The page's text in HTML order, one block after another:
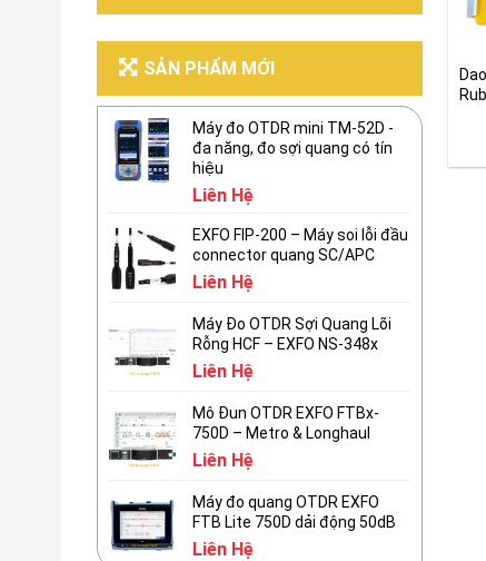
SẢN PHẨM MỚI
Máy đo OTDR mini TM-52D -
đa năng, đo sợi quang có tín
hiệu
Liên Hệ
EXFO FIP-200 – Máy soi lỗi đầu
connector quang SC/APC
Liên Hệ
Máy Đo OTDR Sợi Quang Lõi
Rỗng HCF – EXFO NS-348x
Liên Hệ
Mô Đun OTDR EXFO FTBx-
750D – Metro & Longhaul
Liên Hệ
Máy đo quang OTDR EXFO
FTB Lite 750D dải động 50dB
Liên Hệ